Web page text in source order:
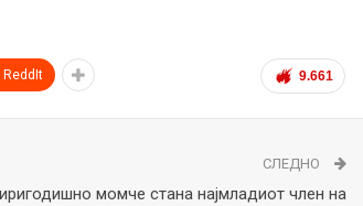
9.661
ReddIt
СЛЕДНО
момче стана најмладиот член на